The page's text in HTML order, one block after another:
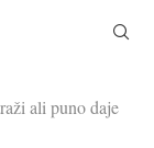
ali puno daje